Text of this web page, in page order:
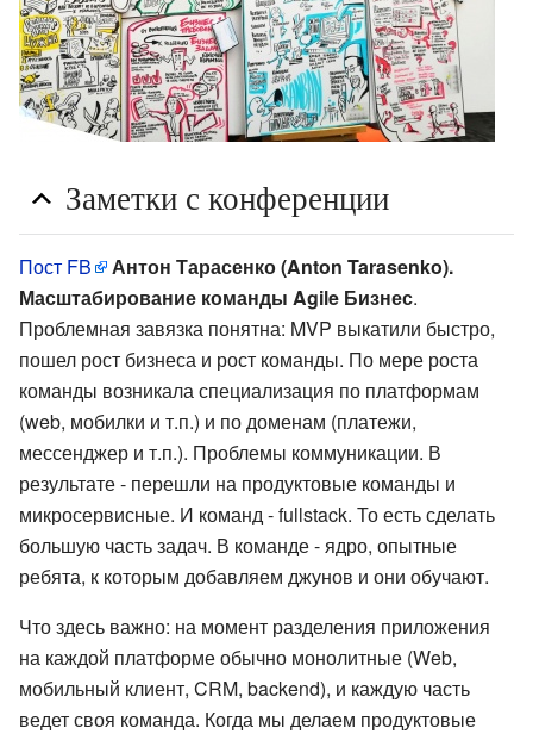
Заметки с конференции
Пост FB
Антон Тарасенко (Anton Tarasenko).
Масштабирование команды Agile Бизнес.
Проблемная завязка понятна: MVP выкатили быстро,
пошел рост бизнеса и рост команды. По мере роста
команды возникала специализация по платформам
(web, мобилки и т.п.) и по доменам (платежи,
мессенджер и т.п.). Проблемы коммуникации. В
результате - перешли на продуктовые команды и
микросервисные. И команд - fullstack. То есть сделать
большую часть задач. В команде - ядро, опытные
ребята, к которым добавляем джунов и они обучают.
Что здесь важно: на момент разделения приложения
на каждой платформе обычно монолитные (Web,
мобильный клиент, CRM, backend), и каждую часть
ведет своя команда. Когда мы делаем продуктовые